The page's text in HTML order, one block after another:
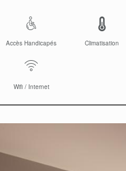
Accès Handicapés Climatisation
Wifi / Internet